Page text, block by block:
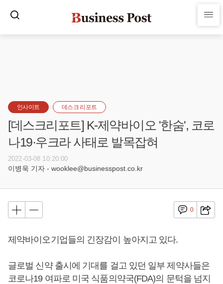
인사이트 데스크 리포트
[데스크리포트] K-제약바이오 '한숨', 코로
나19·우크라 사태로 발목잡혀
2022-03-08 10:20:00
이병욱 기자 - wooklee@businesspost.co.kr
0
제약바이오기업들의 긴장감이 높아지고 있다.
글로벌 신약 출시에 기대를 걸고 있던 일부 제약사들은
코로나19 여파로 미국 식품의약국(FDA)의 문턱을 넘지